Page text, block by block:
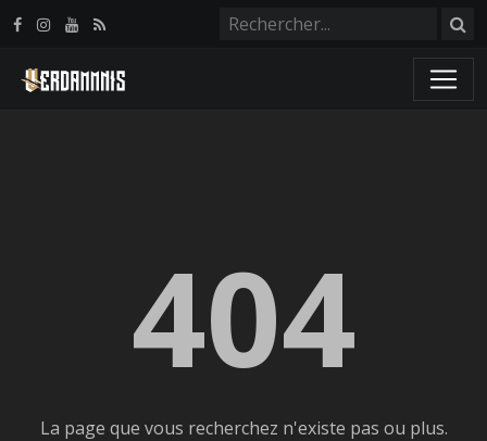
404
La page que vous recherchez n'existe pas ou plus.
Panneau de gestion des cookies